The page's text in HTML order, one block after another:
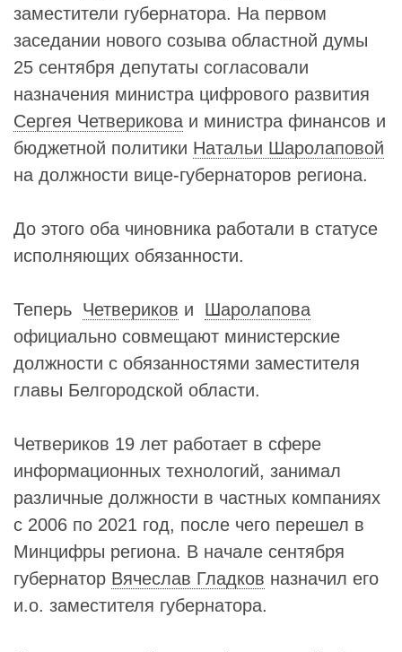
заместители губернатора. На первом
заседании нового созыва областной думы
25 сентября депутаты согласовали
назначения министра цифрового развития
Сергея Четверикова и министра финансов и
бюджетной политики Натальи Шаролаповой
на должности вице-губернаторов региона.
До этого оба чиновника работали в статусе
исполняющих обязанности.
Теперь Четвериков и Шаролапова
официально совмещают министерские
должности с обязанностями заместителя
главы Белгородской области.
Четвериков 19 лет работает в сфере
информационных технологий, занимал
различные должности в частных компаниях
с 2006 по 2021 год, после чего перешел в
Минцифры региона. В начале сентября
губернатор Вячеслав Гладков назначил его
и.о. заместителя губернатора.